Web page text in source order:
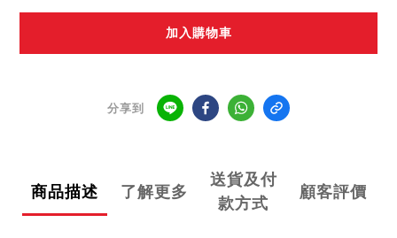
加入購物車
分享到
商品描述 了解更多
送貨及付
款方式
顧客評價